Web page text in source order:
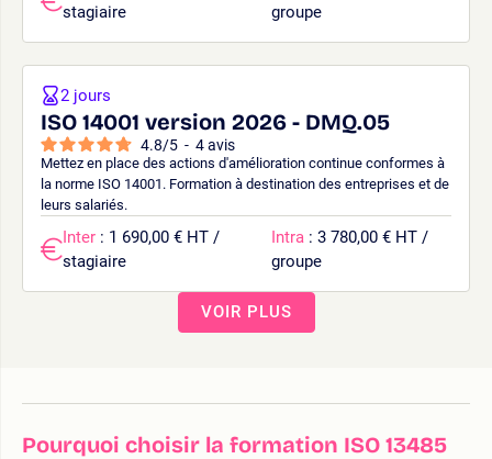
stagiaire
groupe
ISO 14001 version 2026 - DMQ.05
4.8/5 - 4avis
Mettez en place des actions d'amélioration continue conformes à
la norme ISO 14001. Formation à destination des entreprises et de
leurs salariés.
2 jours
Inter : 1 690,00 € HT /
stagiaire
Intra : 3 780,00 € HT /
groupe
VOIR PLUS
Pourquoi choisir la formation ISO 13485